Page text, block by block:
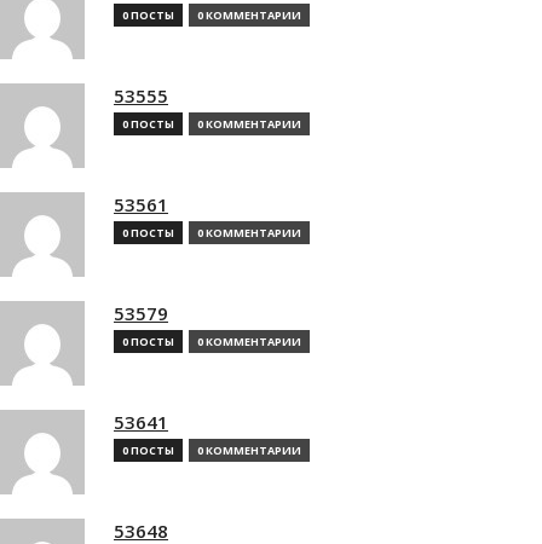
0 ПОСТЫ 0 КОММЕНТАРИИ
53555
0 ПОСТЫ 0 КОММЕНТАРИИ
53561
0 ПОСТЫ 0 КОММЕНТАРИИ
53579
0 ПОСТЫ 0 КОММЕНТАРИИ
53641
0 ПОСТЫ 0 КОММЕНТАРИИ
53648